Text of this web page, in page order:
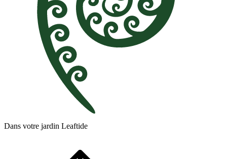
Dans votre jardin Leaftide